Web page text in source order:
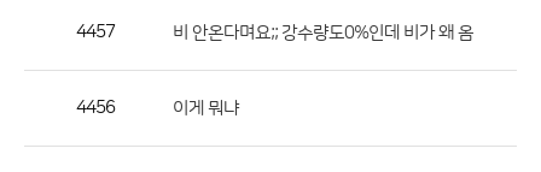
공
4457 비 안온다며요;; 강수량도0%인데 비가 왜 옴
4456 이게 뭐냐